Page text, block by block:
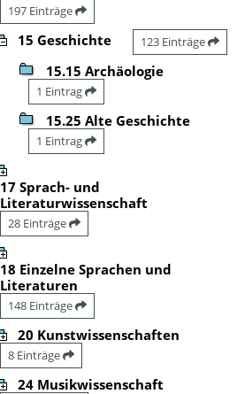
197 Einträge
15 Geschichte 123 Einträge
15.15 Archäologie
1 Eintrag
15.25 Alte Geschichte
1 Eintrag
17 Sprach- und
Literaturwissenschaft
28 Einträge
18 Einzelne Sprachen und
Literaturen
148 Einträge
20 Kunstwissenschaften
8 Einträge
24 Musikwissenschaft